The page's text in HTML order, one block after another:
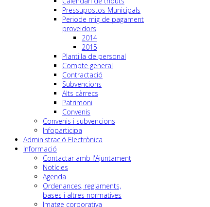
Pressupostos Municipals
Periode mig de pagament
proveidors
2014
2015
Plantilla de personal
Compte general
Contractació
Subvencions
Alts càrrecs
Patrimoni
Convenis
Convenis i subvencions
Infoparticipa
Administració Electrònica
Informació
Contactar amb l'Ajuntament
Notícies
Agenda
Ordenances, reglaments,
bases i altres normatives
Imatge corporativa